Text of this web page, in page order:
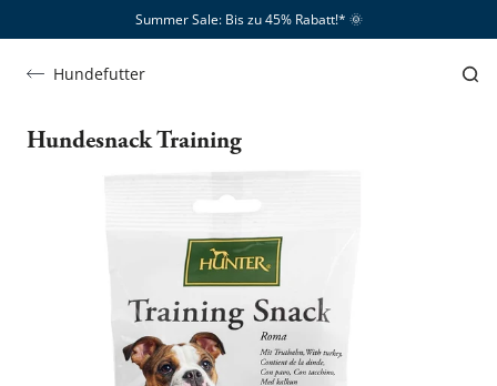
Summer Sale: Bis zu 45% Rabatt!*​ 🌞
Hundefutter
Hundesnack Training